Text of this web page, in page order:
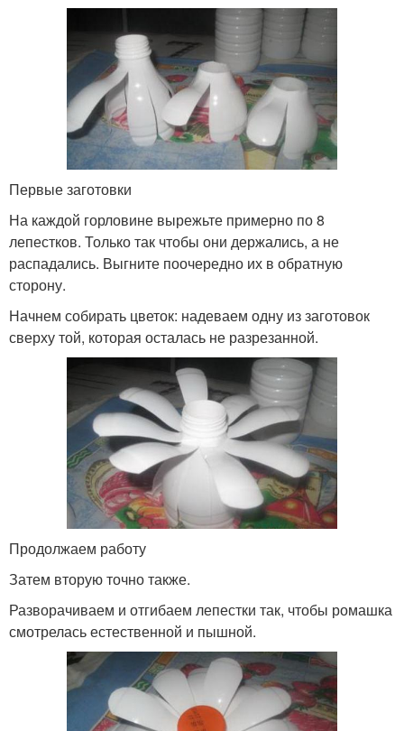
Первые заготовки
На каждой горловине вырежьте примерно по 8
лепестков. Только так чтобы они держались, а не
распадались. Выгните поочередно их в обратную
сторону.
Начнем собирать цветок: надеваем одну из заготовок
сверху той, которая осталась не разрезанной.
Продолжаем работу
Затем вторую точно также.
Разворачиваем и отгибаем лепестки так, чтобы ромашка
смотрелась естественной и пышной.